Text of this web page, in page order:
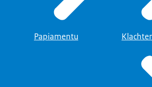
Papiamentu